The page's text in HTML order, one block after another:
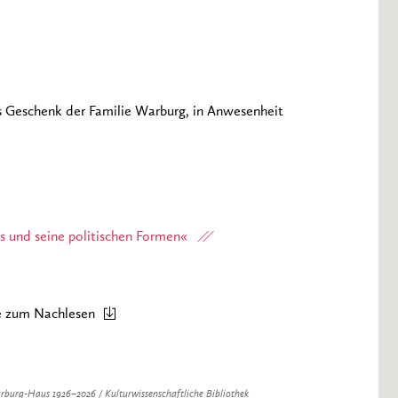
Geschenk der Familie Warburg, in Anwesenheit
und seine politischen Formen«
zum Nachlesen
Haus 1926–2026 / Kulturwissenschaftliche Bibliothek